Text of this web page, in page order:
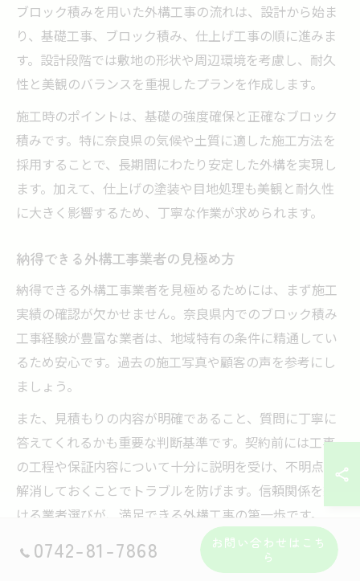
ブロック積みを用いた外構工事の流れは、設計から始ま
り、基礎工事、ブロック積み、仕上げ工事の順に進みま
す。設計段階では敷地の形状や周辺環境を考慮し、耐久
性と美観のバランスを重視したプランを作成します。
施工時のポイントは、基礎の強度確保と正確なブロック
積みです。特に奈良県の気候や土質に適した施工方法を
採用することで、長期間にわたり安定した外構を実現し
ます。加えて、仕上げの塗装や目地処理も美観と耐久性
に大きく影響するため、丁寧な作業が求められます。
納得できる外構工事業者の見極め方
納得できる外構工事業者を見極めるためには、まず施工
実績の確認が欠かせません。奈良県内でのブロック積み
工事経験が豊富な業者は、地域特有の条件に精通してい
るため安心です。過去の施工写真や顧客の声を参考にし
ましょう。
また、見積もりの内容が明確であること、質問に丁寧に
答えてくれるかも重要な判断基準です。契約前には工事
の工程や保証内容について十分に説明を受け、不明点を
解消しておくことでトラブルを防げます。信頼関係を築
ける業者選びが、満足できる外構工事の第一歩です。
外構工事の完成後に確認したいチェック項目
0742-81-7868
お問い合わせはこち
ら